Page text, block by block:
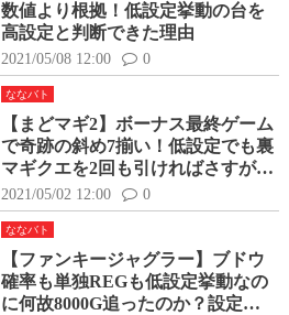
数値より根拠！低設定挙動の台を
高設定と判断できた理由
2021/05/08 12:00 0
ななバト
【まどマギ2】ボーナス最終ゲーム
で奇跡の斜め7揃い！低設定でも裏
マギクエを2回も引ければさすがに
勝てる！？
2021/05/02 12:00 0
ななバト
【ファンキージャグラー】ブドウ
確率も単独REGも低設定挙動なの
に何故8000G追ったのか？設定判